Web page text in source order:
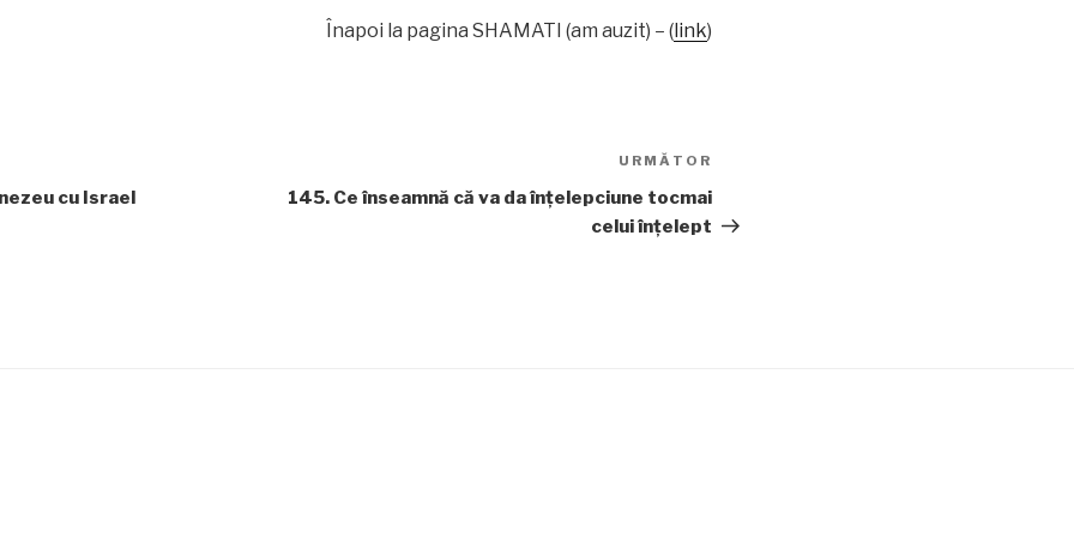
Înapoi la pagina SHAMATI (am auzit) – ( link)
cu Israel
următor
URMĂTOR
145. Ce înseamnă că va da înţelepciune tocmai
celui înţelept